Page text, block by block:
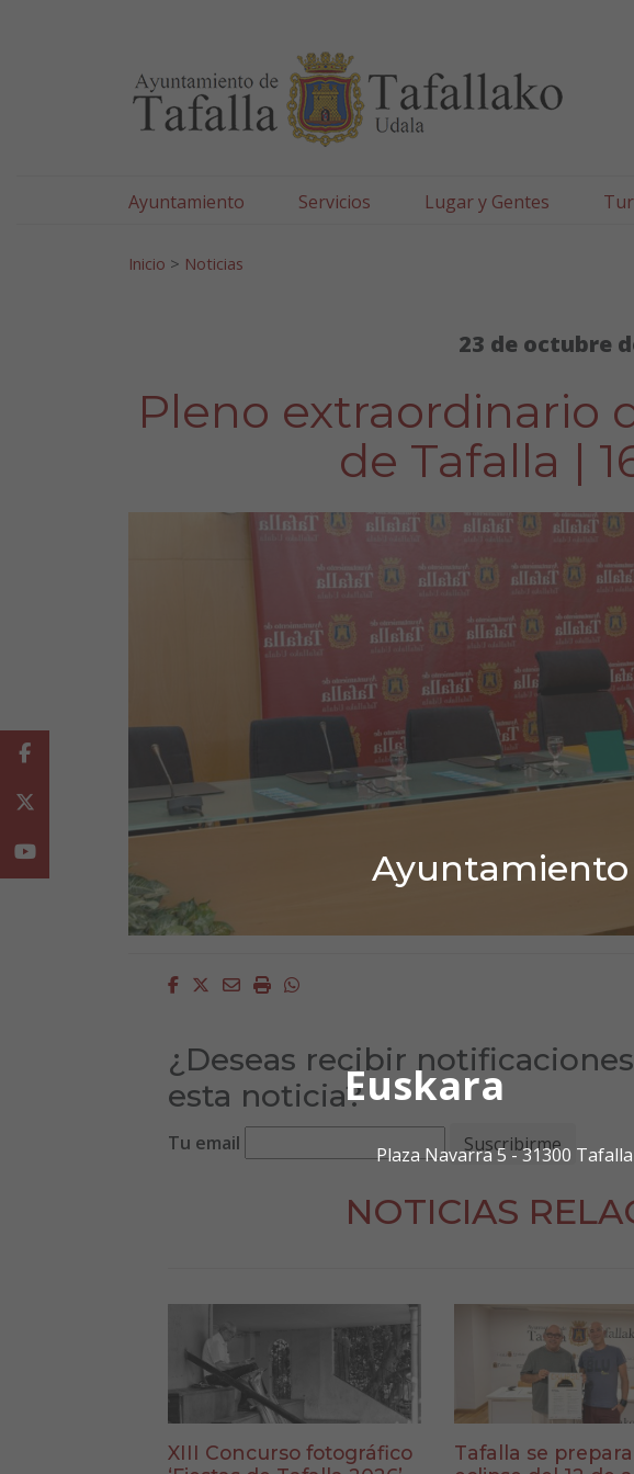
Ayuntamiento
Euskara
Plaza Navarra 5 - 31300 Tafalla
Ayuntamiento Servicios Lugar y Gentes
Inicio > Noticias
23 de octubre
Pleno extraordinario
de Tafalla |
Facebook
Twitter
EmailImprimirWhatsapp
¿Deseas recibir
esta noticia?
Tu email
NOTICIAS
XIII Concurso fotográfico
Tafalla se
Facebook
Youtube